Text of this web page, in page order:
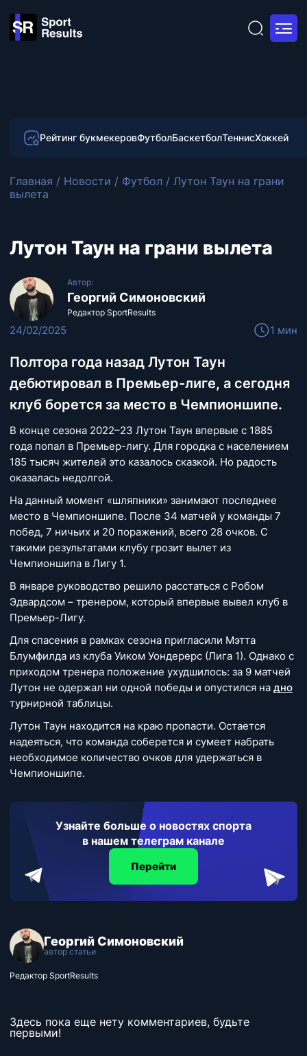
Рейтинг букмекеровФутболБаскетболТеннисХоккей
Главная / Новости / Футбол / Лутон Таун на грани
вылета
Лутон Таун на грани вылета
Автор:
Георгий Симоновский
Редактор SportResults
24/02/2025 1 мин
Полтора года назад Лутон Таун
дебютировал в Премьер-лиге, а сегодня
клуб борется за место в Чемпионшипе.
В конце сезона 2022–23 Лутон Таун впервые с 1885
года попал в Премьер-лигу. Для городка с населением
185 тысяч жителей это казалось сказкой. Но радость
оказалась недолгой.
На данный момент «шляпники» занимают последнее
место в Чемпионшипе. После 34 матчей у команды 7
побед, 7 ничьих и 20 поражений, всего 28 очков. С
такими результатами клубу грозит вылет из
Чемпионшипа в Лигу 1.
В январе руководство решило расстаться с Робом
Эдвардсом – тренером, который впервые вывел клуб в
Премьер-Лигу.
Для спасения в рамках сезона пригласили Мэтта
Блумфилда из клуба Уиком Уондерерс (Лига 1). Однако с
приходом тренера положение ухудшилось: за 9 матчей
Лутон не одержал ни одной победы и опустился на дно
турнирной таблицы.
Лутон Таун находится на краю пропасти. Остается
надеяться, что команда соберется и сумеет набрать
необходимое количество очков для удержаться в
Чемпионшипе.
Узнайте больше о новостях спорта
в нашем телеграм канале
Перейти
Георгий Симоновский
автор статьи
Редактор SportResults
Здесь пока еще нету комментариев, будьте
первыми!